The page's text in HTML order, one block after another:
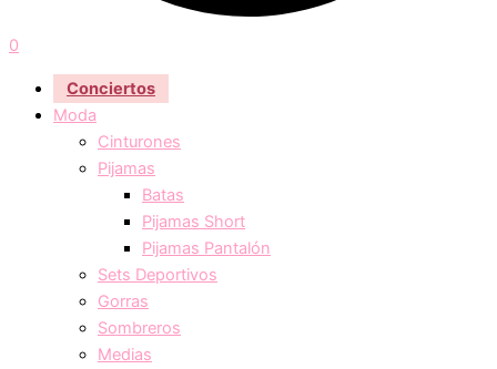
0
Conciertos
Moda
Cinturones
Pijamas
Batas
Pijamas Short
Pijamas Pantalón
Sets Deportivos
Gorras
Sombreros
Medias